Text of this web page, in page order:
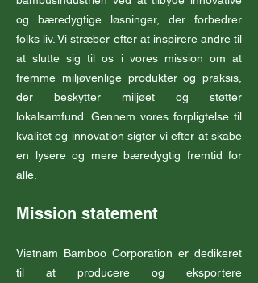
og bæredygtige løsninger, der forbedrer
folks liv. Vi stræber efter at inspirere andre til
at slutte sig til os i vores mission om at
fremme miljøvenlige produkter og praksis,
der beskytter miljøet og støtter
lokalsamfund. Gennem vores forpligtelse til
kvalitet og innovation sigter vi efter at skabe
en lysere og mere bæredygtig fremtid for
alle.
Mission statement
Vietnam Bamboo Corporation er dedikeret
til at producere og eksportere